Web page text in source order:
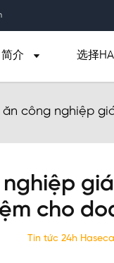
简介 选择
ăn công nghiệp
cho
Tin tức 24h Haseca